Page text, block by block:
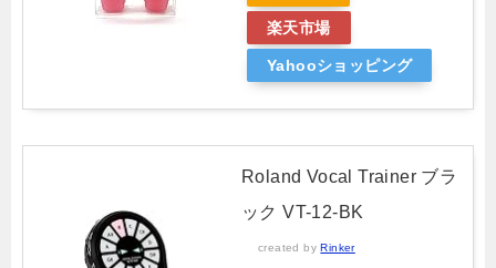
楽天市場
Yahooショッピング
Roland Vocal Trainer ブラ
ック VT-12-BK
created byRinker